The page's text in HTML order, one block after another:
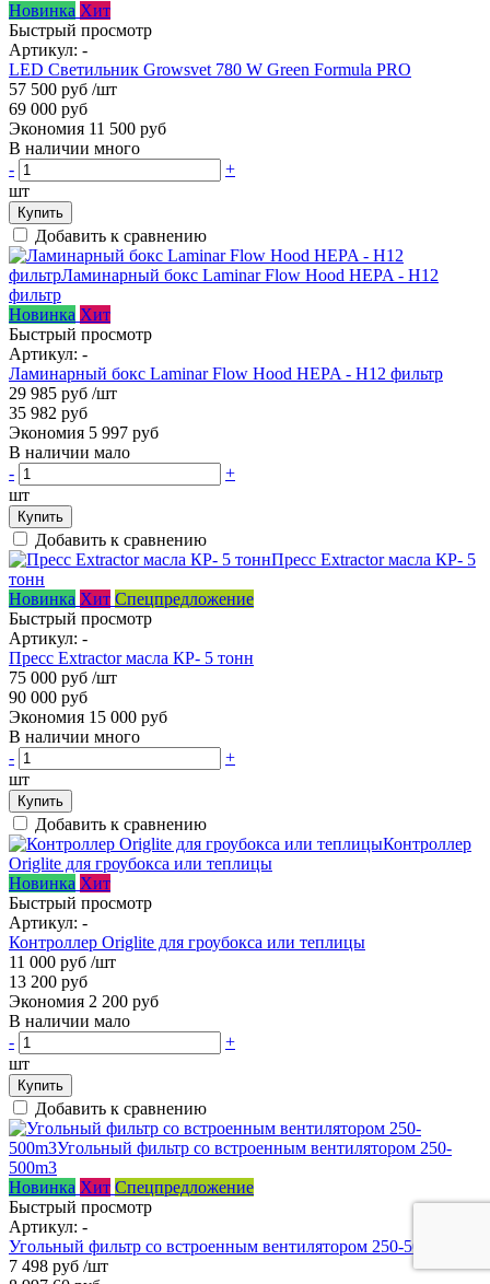
Новинка Хит
Быстрый просмотр
Артикул: -
LED Светильник Growsvet 780 W Green Formula PRO
57 500 руб /шт
69 000 руб
Экономия 11 500 руб
В наличии много
-
+
шт
Купить
Добавить к сравнению
Новинка Хит
Быстрый просмотр
Артикул: -
Ламинарный бокс Laminar Flow Hood HEPA - H12 фильтр
29 985 руб /шт
35 982 руб
Экономия 5 997 руб
В наличии мало
-
+
шт
Купить
Добавить к сравнению
Новинка Хит Спецпредложение
Быстрый просмотр
Артикул: -
Пресс Extractor масла КР- 5 тонн
75 000 руб /шт
90 000 руб
Экономия 15 000 руб
В наличии много
-
+
шт
Купить
Добавить к сравнению
Новинка Хит
Быстрый просмотр
Артикул: -
Контроллер Origlite для гроубокса или теплицы
11 000 руб /шт
13 200 руб
Экономия 2 200 руб
В наличии мало
-
+
шт
Купить
Добавить к сравнению
Новинка Хит Спецпредложение
Быстрый просмотр
Артикул: -
Угольный фильтр со встроенным вентилятором 250-500m3
7 498 руб /шт